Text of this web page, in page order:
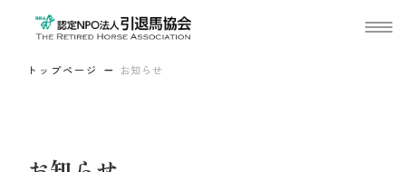
トップページ お知らせ